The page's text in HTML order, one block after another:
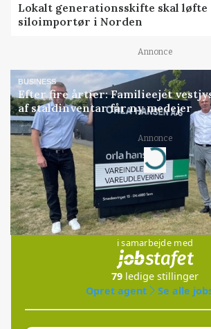
Lokalt generationsskifte skal
siloimportør i Norden
Annonce
BUSINESS
Efter fire årtier: Familieejet
af staldinventar får ny medejer
Annonce
Loading...
Jobs
i samarbejde med
79 ledige stillinger
Opret agent
Se alle